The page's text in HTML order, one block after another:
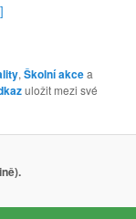
,Školní akcea
uložit mezi své